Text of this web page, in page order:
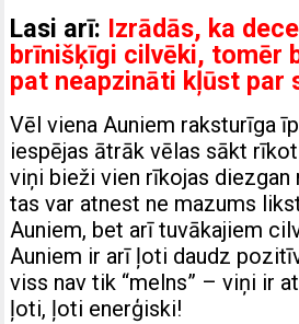
Lasi arī: Izrādās, ka
brīnišķīgi cilvēki, tomēr
pat neapzināti kļūst par
Vēl viena Auniem raksturīga
iespējas ātrāk vēlas sākt
viņi bieži vien rīkojas
tas var atnest ne mazums
Auniem, bet arī tuvākajiem
Auniem ir arī ļoti daudz
viss nav tik “melns” – viņi ir
ļoti, ļoti enerģiski!